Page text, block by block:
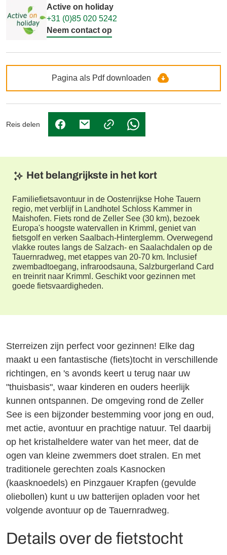
Active on holiday
+31 (0)85 020 5242
Neem contact op
Pagina als Pdf downloaden
Reis delen
(Link opent in nieuw tabblad)
(Link opent in nieuw tabblad)
(Link opent in nieuw
Het belangrijkste in het kort
Familiefietsavontuur in de Oostenrijkse Hohe Tauern
regio, met verblijf in Landhotel Schloss Kammer in
Maishofen. Fiets rond de Zeller See (30 km), bezoek
Europa's hoogste watervallen in Krimml, geniet van
fietsgolf en verken Saalbach-Hinterglemm. Overwegend
vlakke routes langs de Salzach- en Saalachdalen op de
Tauernradweg, met etappes van 20-70 km. Inclusief
zwembadtoegang, infraroodsauna, Salzburgerland Card
en treinrit naar Krimml. Geschikt voor gezinnen met
goede fietsvaardigheden.
Sterreizen zijn perfect voor gezinnen! Elke dag
maakt u een fantastische (fiets)tocht in verschillende
richtingen, en 's avonds keert u terug naar uw
"thuisbasis", waar kinderen en ouders heerlijk
kunnen ontspannen. De omgeving rond de Zeller
See is een bijzonder bestemming voor jong en oud,
met actie, avontuur en prachtige natuur. Tel daarbij
op het kristalheldere water van het meer, dat de
ogen van kleine zwemmers doet stralen. En met
traditionele gerechten zoals Kasnocken
(kaasknoedels) en Pinzgauer Krapfen (gevulde
oliebollen) kunt u uw batterijen opladen voor het
volgende avontuur op de Tauernradweg.
Details over de fietstocht